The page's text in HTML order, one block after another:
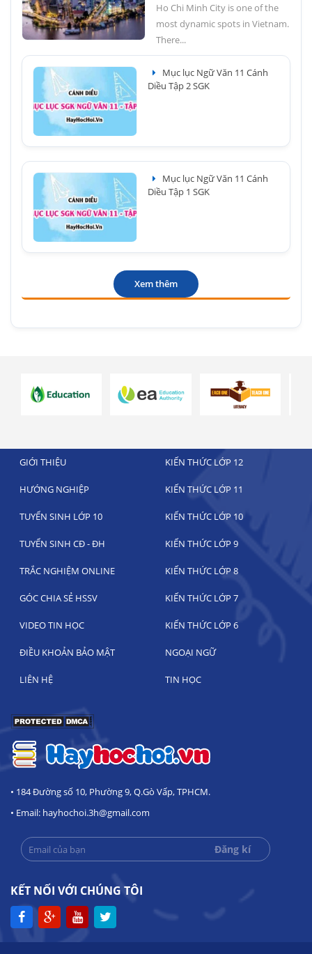
Ho Chi Minh City is one of the
most dynamic spots in Vietnam.
There...
Mục lục Ngữ Văn 11 Cánh
Diều Tập 2 SGK
Mục lục Ngữ Văn 11 Cánh
Diều Tập 1 SGK
Xem thêm
GIỚI THIỆU KIẾN THỨC LỚP 12
HƯỚNG NGHIỆP KIẾN THỨC LỚP 11
TUYỂN SINH LỚP 10 KIẾN THỨC LỚP 10
TUYỂN SINH CĐ - ĐH KIẾN THỨC LỚP 9
TRẮC NGHIỆM ONLINE KIẾN THỨC LỚP 8
GÓC CHIA SẺ HSSV KIẾN THỨC LỚP 7
VIDEO TIN HỌC KIẾN THỨC LỚP 6
ĐIỀU KHOẢN BẢO MẬT NGOẠI NGỮ
LIÊN HỆ TIN HỌC
• 184 Đường số 10, Phường 9, Q.Gò Vấp, TPHCM.
• Email: hayhochoi.3h@gmail.com
KẾT NỐI VỚI CHÚNG TÔI